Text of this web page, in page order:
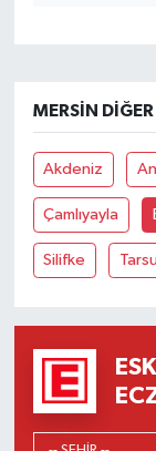
MERSIN DIĞER
Akdeniz
Çamlıyayla
Silifke